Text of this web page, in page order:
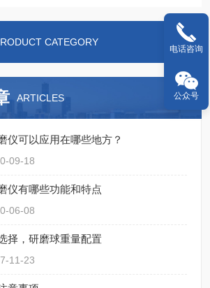
CATEGORY
ARTICLES
仪可以应用在哪些地方？
09-18
仪有哪些功能和特点
06-08
择，研磨球重量配置
11-23
电话咨询
公众号